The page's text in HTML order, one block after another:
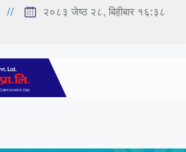
२०८३ जेष्ठ २८, बिहीबार १६:३८